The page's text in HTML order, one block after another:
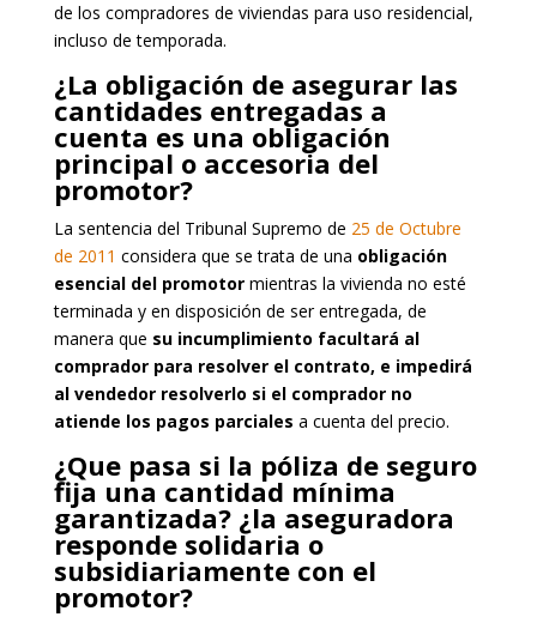
de los compradores de viviendas para uso residencial,
incluso de temporada.
¿La obligación de asegurar las
cantidades entregadas a
cuenta es una obligación
principal o accesoria del
promotor?
La sentencia del Tribunal Supremo de 25 de Octubre
de 2011 considera que se trata de una obligación
esencial del promotormientras la vivienda no esté
terminada y en disposición de ser entregada, de
manera que su incumplimiento facultará al
comprador para resolver el contrato, e impedirá
al vendedor resolverlo si el comprador no
atiende los pagos parciales a cuenta del precio.
¿Que pasa si la póliza de seguro
fija una cantidad mínima
garantizada? ¿la aseguradora
responde solidaria o
subsidiariamente con el
promotor?